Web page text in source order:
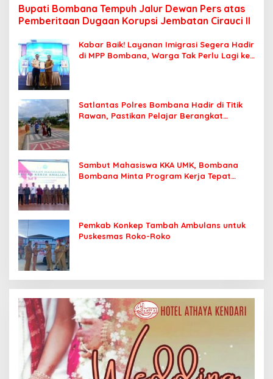
Bupati Bombana Tempuh Jalur Dewan Pers atas
Pemberitaan Dugaan Korupsi Jembatan Cirauci II
Kabar Baik! Layanan Imigrasi Segera Hadir
di MPP Bombana, Warga Tak Perlu Lagi ke
Satlantas Polres Bombana Hadir di Titik
Rawan, Pastikan Pelajar Berangkat
Sambut Mahasiswa KKA UMK, Bombana
Bombana Minta Program Kerja Tepat
Pemkab Konkep Tambah Ambulans untuk
Puskesmas Roko-Roko